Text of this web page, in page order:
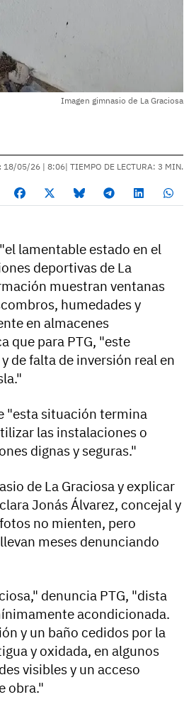
Imagen gimnasio de La Graciosa
18/05/26 | 8:06| TIEMPO DE LECTURA: 3 MIN.
lamentable estado en el
deportivas de La
muestran ventanas
humedades y
en almacenes
que para PTG, "este
de falta de inversión real en
"esta situación termina
las instalaciones o
dignas y seguras."
de La Graciosa y explicar
Jonás Álvarez, concejal y
no mienten, pero
meses denunciando
denuncia PTG, "dista
acondicionada.
y un baño cedidos por la
y oxidada, en algunos
visibles y un acceso
obra."